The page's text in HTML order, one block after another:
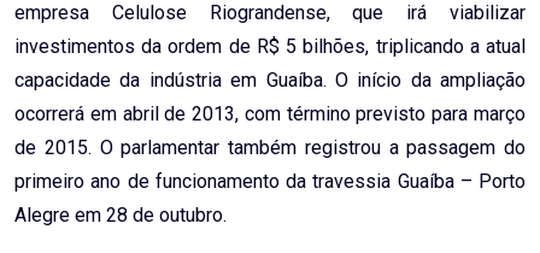
empresa Celulose Riograndense, que irá viabilizar
investimentos da ordem de R$ 5 bilhões, triplicando a atual
capacidade da indústria em Guaíba. O início da ampliação
ocorrerá em abril de 2013, com término previsto para março
de 2015. O parlamentar também registrou a passagem do
primeiro ano de funcionamento da travessia Guaíba – Porto
Alegre em 28 de outubro.